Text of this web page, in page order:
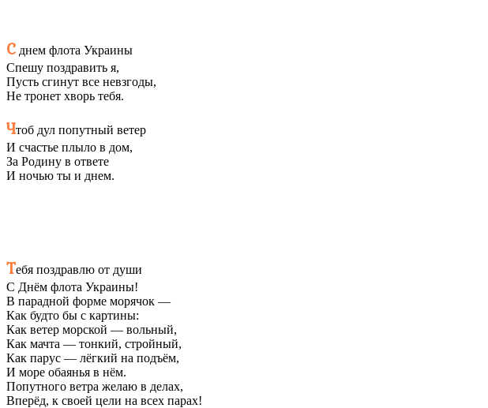
С днем флота Украины
Спешу поздравить я,
Пусть сгинут все невзгоды,
Не тронет хворь тебя.
Чтоб дул попутный ветер
И счастье плыло в дом,
За Родину в ответе
И ночью ты и днем.
Тебя поздравлю от души
С Днём флота Украины!
В парадной форме морячок —
Как будто бы с картины:
Как ветер морской — вольный,
Как мачта — тонкий, стройный,
Как парус — лёгкий на подъём,
И море обаянья в нём.
Попутного ветра желаю в делах,
Вперёд, к своей цели на всех парах!